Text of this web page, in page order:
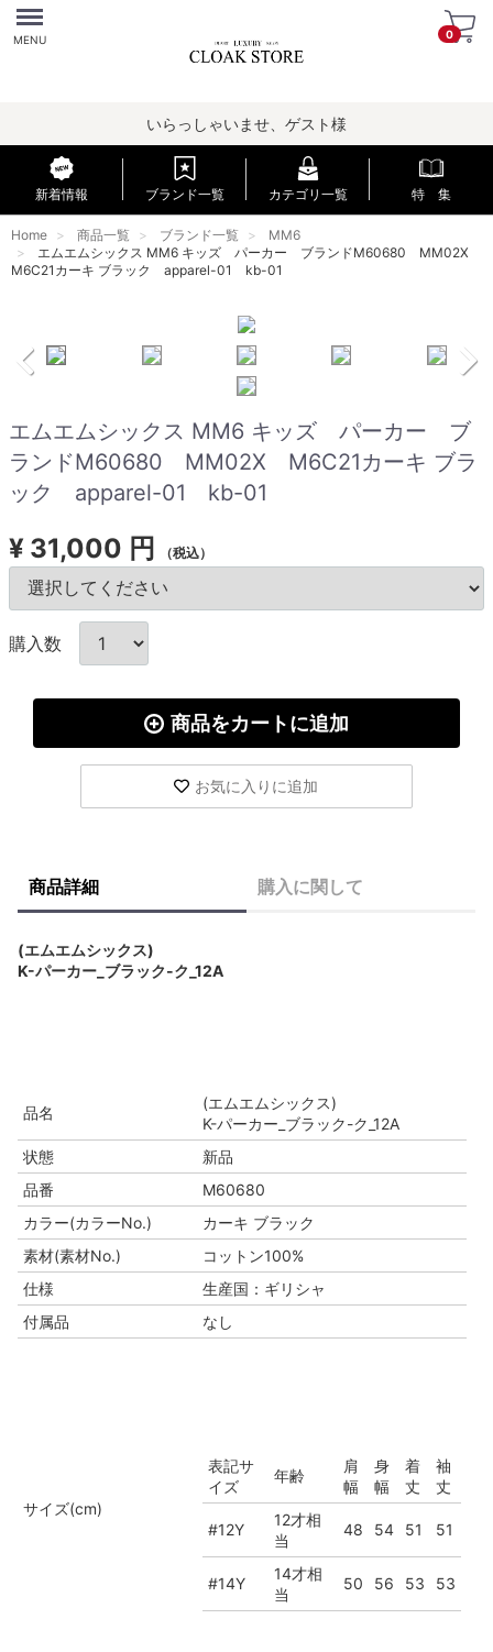
Menu
MENU 0
いらっしゃいませ、ゲスト様
新着情報 ブランド一覧 カテゴリ一覧 特 集
Home 商品一覧 ブランド一覧
MM6
エムエムシックス MM6 キッズ パーカー ブランドM60680 MM02X
M6C21カーキ ブラック apparel-01 kb-01
エムエムシックス MM6 キッズ パーカー ブ
ランドM60680 MM02X M6C21カーキ ブラ
ック apparel-01 kb-01
¥ 31,000 円 （税込）
購入数
商品をカートに追加
お気に入りに追加
商品詳細 購入に関して
(エムエムシックス)
K-パーカー_ブラック-ク_12A
品名
(エムエムシックス)
K-パーカー_ブラック-ク_12A
状態
新品
品番
M60680
カラー(カラーNo.)
カーキ ブラック
素材(素材No.)
コットン100%
仕様
生産国：ギリシャ
付属品
なし
サイズ(cm)
表記サ
イズ
年齢
肩
幅
身
幅
着
丈
袖
丈
#12Y
12才相
当
48 54 51 51
#14Y
14才相
当
50 56 53 53